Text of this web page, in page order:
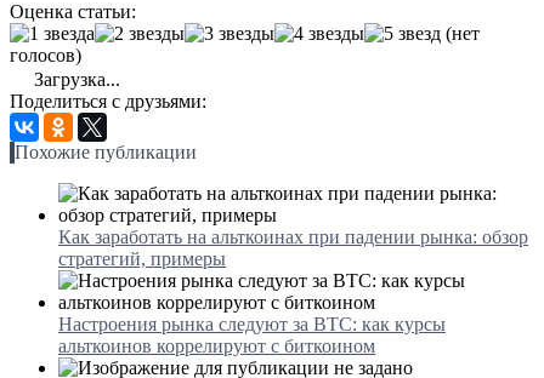
Оценка статьи:
(нет
голосов)
Загрузка...
Поделиться с друзьями:
Похожие публикации
Как заработать на альткоинах при падении рынка: обзор
стратегий, примеры
Настроения рынка следуют за BTC: как курсы
альткоинов коррелируют с биткоином